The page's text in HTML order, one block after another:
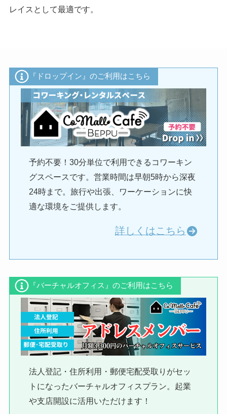
レイスとして最適です。
『ドロップイン』のご利用はこちら
予約不要！30分単位で利用できるコワーキン
グスペースです。営業時間は早朝5時から深夜
24時まで。旅行や出張、ワーケーションに快
適な環境をご提供します。
詳しくはこちら
『バーチャルオフィス』のご利用はこちら
法人登記・住所利用・郵便宅配受取りがセッ
トになったバーチャルオフィスプラン。起業
や支店開設に活用いただけます！